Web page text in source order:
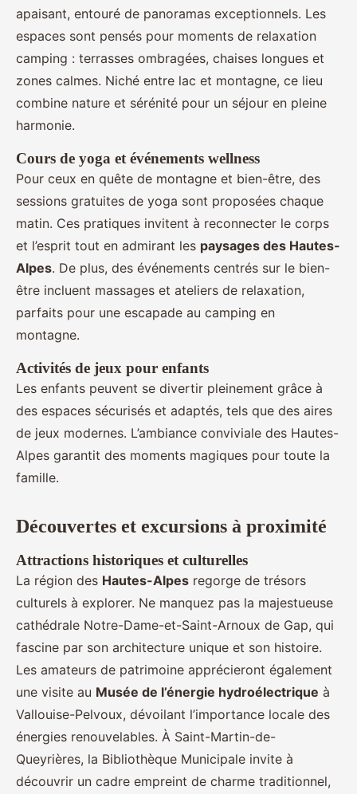
apaisant, entouré de panoramas exceptionnels. Les
espaces sont pensés pour moments de relaxation
camping : terrasses ombragées, chaises longues et
zones calmes. Niché entre lac et montagne, ce lieu
combine nature et sérénité pour un séjour en pleine
harmonie.
Cours de yoga et événements wellness
Pour ceux en quête de montagne et bien-être, des
sessions gratuites de yoga sont proposées chaque
matin. Ces pratiques invitent à reconnecter le corps
et l’esprit tout en admirant les paysages des Hautes-
Alpes. De plus, des événements centrés sur le bien-
être incluent massages et ateliers de relaxation,
parfaits pour une escapade au camping en
montagne.
Activités de jeux pour enfants
Les enfants peuvent se divertir pleinement grâce à
des espaces sécurisés et adaptés, tels que des aires
de jeux modernes. L’ambiance conviviale des Hautes-
Alpes garantit des moments magiques pour toute la
famille.
Découvertes et excursions à proximité
Attractions historiques et culturelles
La région des Hautes-Alpes regorge de trésors
culturels à explorer. Ne manquez pas la majestueuse
cathédrale Notre-Dame-et-Saint-Arnoux de Gap, qui
fascine par son architecture unique et son histoire.
Les amateurs de patrimoine apprécieront également
une visite au Musée de l’énergie hydroélectrique à
Vallouise-Pelvoux, dévoilant l’importance locale des
énergies renouvelables. À Saint-Martin-de-
Queyrières, la Bibliothèque Municipale invite à
découvrir un cadre empreint de charme traditionnel,